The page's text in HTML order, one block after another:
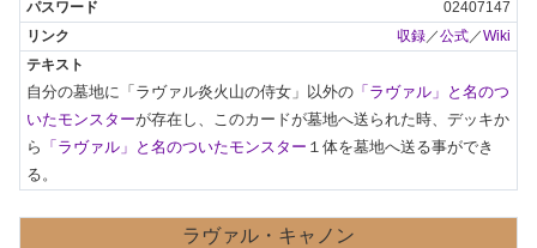
02407147
収録／公式／Wiki
自分の墓地に「ラヴァル炎火山の侍女」以外の 「ラヴァル」と名のつ
いたモンスターが存在し、このカードが墓地へ送られた時、デッキか
ら 「ラヴァル」と名のついたモンスター １体を墓地へ送る事ができ
る。
ラヴァル・キャノン